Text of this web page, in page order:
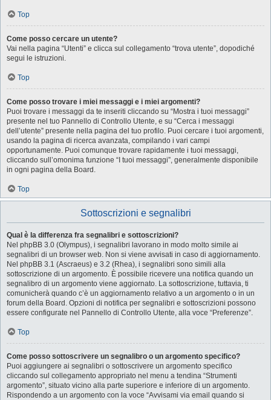
Top
Come posso cercare un utente?
Vai nella pagina “Utenti” e clicca sul collegamento “trova utente”, dopodiché
segui le istruzioni.
Top
Come posso trovare i miei messaggi e i miei argomenti?
Puoi trovare i messaggi da te inseriti cliccando su “Mostra i tuoi messaggi”
presente nel tuo Pannello di Controllo Utente, e su “Cerca i messaggi
dell’utente” presente nella pagina del tuo profilo. Puoi cercare i tuoi argomenti,
usando la pagina di ricerca avanzata, compilando i vari campi
opportunamente. Puoi comunque trovare rapidamente i tuoi messaggi,
cliccando sull’omonima funzione “I tuoi messaggi”, generalmente disponibile
in ogni pagina della Board.
Top
Sottoscrizioni e segnalibri
Qual è la differenza fra segnalibri e sottoscrizioni?
Nel phpBB 3.0 (Olympus), i segnalibri lavorano in modo molto simile ai
segnalibri di un browser web. Non si viene avvisati in caso di aggiornamento.
Nel phpBB 3.1 (Ascraeus) e 3.2 (Rhea), i segnalibri sono simili alla
sottoscrizione di un argomento. È possibile ricevere una notifica quando un
segnalibro di un argomento viene aggiornato. La sottoscrizione, tuttavia, ti
comunicherà quando c’è un aggiornamento relativo a un argomento o in un
forum della Board. Opzioni di notifica per segnalibri e sottoscrizioni possono
essere configurate nel Pannello di Controllo Utente, alla voce “Preferenze”.
Top
Come posso sottoscrivere un segnalibro o un argomento specifico?
Puoi aggiungere ai segnalibri o sottoscrivere un argomento specifico
cliccando sul collegamento appropriato nel menu a tendina “Strumenti
argomento”, situato vicino alla parte superiore e inferiore di un argomento.
Rispondendo a un argomento con la voce “Avvisami via email quando si